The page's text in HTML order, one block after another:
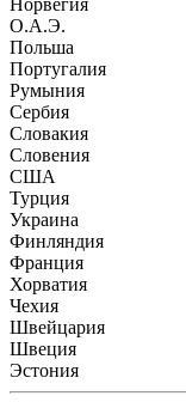
Норвегия
О.А.Э.
Польша
Португалия
Румыния
Сербия
Словакия
Словения
США
Турция
Украина
Финляндия
Франция
Хорватия
Чехия
Швейцария
Швеция
Эстония